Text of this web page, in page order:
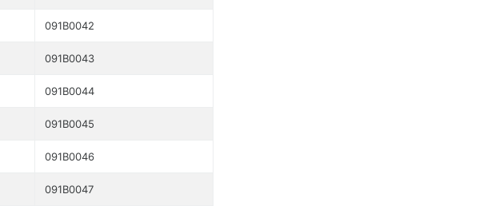
091B0042
091B0043
091B0044
091B0045
091B0046
091B0047